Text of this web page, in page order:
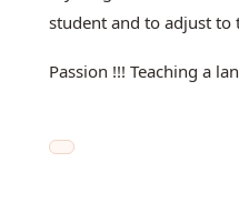
student and to adjust to
Passion !!! Teaching a